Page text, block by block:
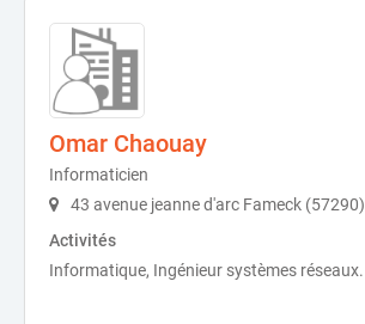
Omar Chaouay
Informaticien
43 avenue jeanne d'arc Fameck (57290)
Activités
Informatique, Ingénieur systèmes réseaux.